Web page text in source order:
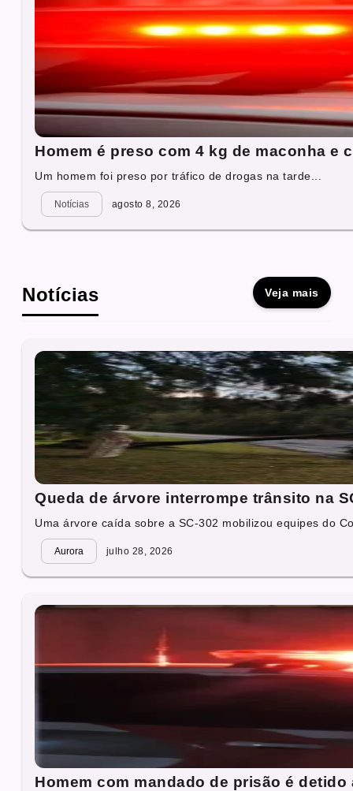
Homem é preso com 4 kg de maconha e
Um homem foi preso por tráfico de drogas na tarde...
Notícias agosto 8, 2026
Notícias Veja mais
Queda de árvore interrompe trânsito na
Uma árvore caída sobre a SC-302 mobilizou equipes do
Aurora julho 28, 2026
Homem com mandado de prisão é